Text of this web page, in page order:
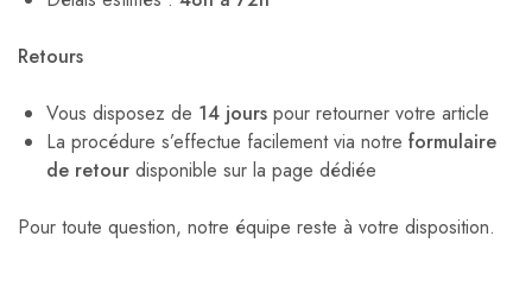
Retours
Vous disposez de 14 jours pour retourner votre article
La procédure s’effectue facilement via notre formulaire
de retour disponible sur la page dédiée
Pour toute question, notre équipe reste à votre disposition.